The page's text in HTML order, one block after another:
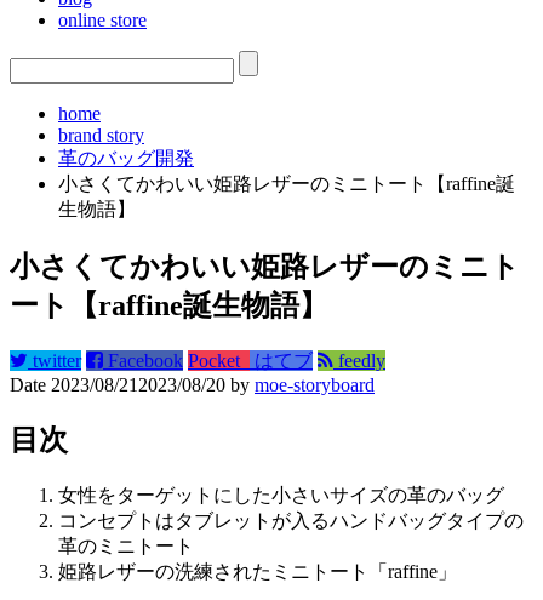
online store
home
brand story
革のバッグ開発
小さくてかわいい姫路レザーのミニトート【raffine誕
生物語】
小さくてかわいい姫路レザーのミニト
ート【raffine誕生物語】
twitter Facebook Pocket はてブ
feedly
Date 2023/08/21 2023/08/20 by moe-storyboard
目次
女性をターゲットにした小さいサイズの革のバッグ
コンセプトはタブレットが入るハンドバッグタイプの
革のミニトート
姫路レザーの洗練されたミニトート「raffine」